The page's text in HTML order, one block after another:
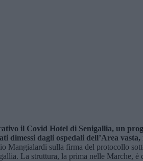
il Covid Hotel di Senigallia, un
dimessi dagli ospedali dell’Area
Mangialardi sulla firma del protocollo
La struttura, la prima nelle Marche, è